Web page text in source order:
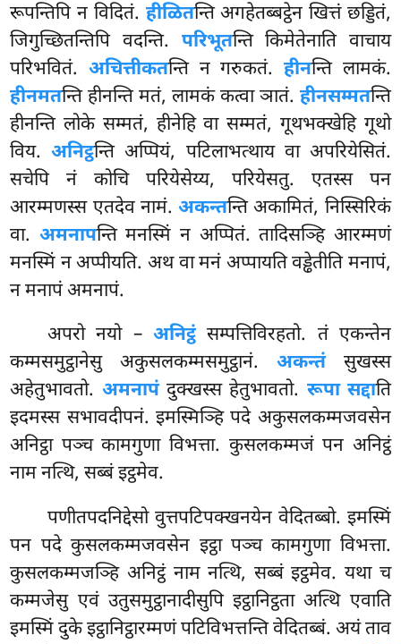
रूपन्तिपि न विदितं. हीळितन्ति अगहेतब्बट्ठेन खित्तं छड्डितं,
जिगुच्छितन्तिपि वदन्ति. परिभूतन्ति किमेतेनाति वाचाय
परिभवितं. अचित्तीकतन्ति न गरुकतं.हीनन्ति लामकं.
हीनमतन्ति हीनन्ति मतं, लामकं कत्वा ञातं. हीनसम्मतन्ति
हीनन्ति लोके सम्मतं, हीनेहि वा सम्मतं, गूथभक्खेहि गूथो
विय.अनिट्ठन्ति अप्पियं, पटिलाभत्थाय वा अपरियेसितं.
सचेपि नं कोचि परियेसेय्य, परियेसतु. एतस्स पन
आरम्मणस्स एतदेव नामं.अकन्तन्ति अकामितं, निस्सिरिकं
वा. अमनापन्ति मनस्मिं न अप्पितं. तादिसञ्हि आरम्मणं
मनस्मिं न अप्पीयति. अथ वा मनं अप्पायति वड्ढेतीति मनापं,
न मनापं अमनापं.
अपरो नयो – अनिट्ठंसम्पत्तिविरहतो. तं एकन्तेन
कम्मसमुट्ठानेसु अकुसलकम्मसमुट्ठानं. अकन्तंसुखस्स
अहेतुभावतो. अमनापंदुक्खस्स हेतुभावतो. रूपा सद्दाति
इदमस्स सभावदीपनं. इमस्मिञ्हि पदे अकुसलकम्मजवसेन
अनिट्ठा पञ्च कामगुणा विभत्ता. कुसलकम्मजं पन अनिट्ठं
नाम नत्थि, सब्बं इट्ठमेव.
पणीतपदनिद्देसो वुत्तपटिपक्खनयेन वेदितब्बो. इमस्मिं
पन पदे कुसलकम्मजवसेन इट्ठा पञ्च कामगुणा विभत्ता.
कुसलकम्मजञ्हि अनिट्ठं नामनत्थि, सब्बं इट्ठमेव. यथा च
कम्मजेसु एवं उतुसमुट्ठानादीसुपि इट्ठानिट्ठता अत्थि एवाति
इमस्मिं दुके इट्ठानिट्ठारम्मणं पटिविभत्तन्ति वेदितब्बं. अयं ताव